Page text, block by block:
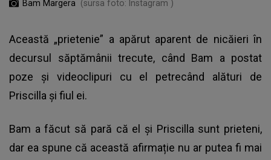
Bam Margera (sursa foto: Instagram )
Această „prietenie” a apărut aparent de nicăieri în
decursul săptămânii trecute, când Bam a postat
poze și videoclipuri cu el petrecând alături de
Priscilla și fiul ei.
Bam a făcut să pară că el și Priscilla sunt prieteni,
dar ea spune că această afirmație nu ar putea fi mai